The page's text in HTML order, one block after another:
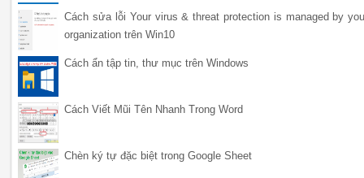
Cách sửa lỗi Your virus & threat protection is managed by
organization trên Win10
Cách ẩn tập tin, thư mục trên Windows
Cách Viết Mũi Tên Nhanh Trong Word
Chèn ký tự đặc biệt trong Google Sheet